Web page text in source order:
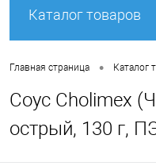
Каталог товаров
Главная страница • Каталог
Соус Cholimex
острый, 130 г,